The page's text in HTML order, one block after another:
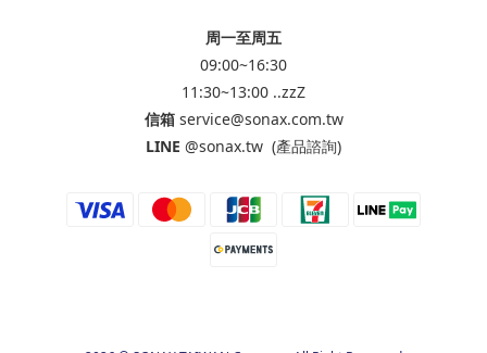
周一至周五
09:00~16:30
11:30~13:00 ..zzZ
信箱service@sonax.com.tw
LINE @sonax.tw (產品諮詢)